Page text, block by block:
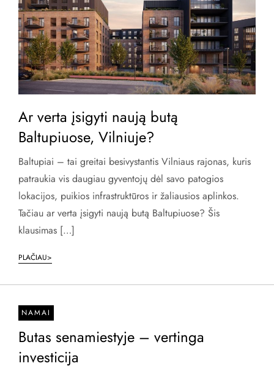
Ar verta įsigyti naują butą
Baltupiuose, Vilniuje?
Baltupiai – tai greitai besivystantis Vilniaus rajonas, kuris
patraukia vis daugiau gyventojų dėl savo patogios
lokacijos, puikios infrastruktūros ir žaliausios aplinkos.
Tačiau ar verta įsigyti naują butą Baltupiuose? Šis
klausimas […]
PLAČIAU>
NAMAI
Butas senamiestyje – vertinga
investicija